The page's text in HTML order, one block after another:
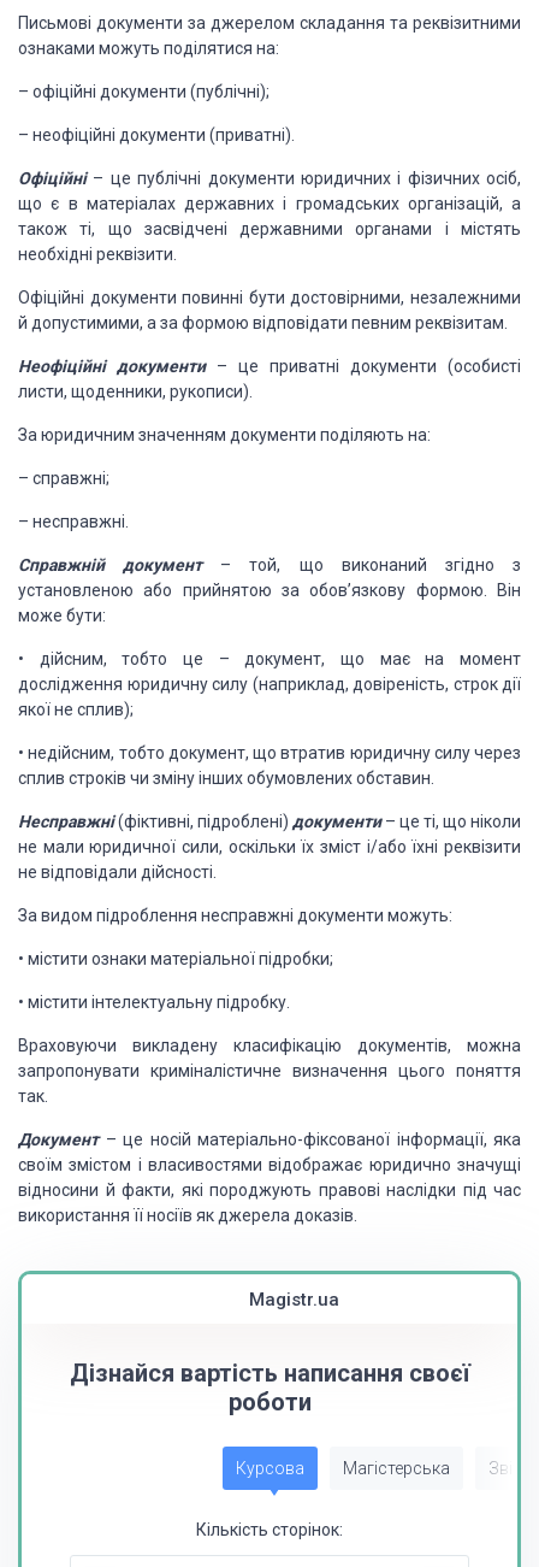
Письмові документи за джерелом складання та реквізитними
ознаками можуть поділятися на:
– офіційні документи (публічні);
– неофіційні документи (приватні).
Офіційні – це публічні документи юридичнихі фізичних осіб,
що є в матеріалах державних і громадських організацій, а
також ті, що засвідчені державними органами і містять
необхідні реквізити.
Офіційні документи повинні бути достовірними, незалежними
й допустимими, а за формою відповідати певним реквізитам.
Неофіційні документи – це приватні документи (особисті
листи, щоденники, рукописи).
За юридичним значенням документи поділяють на:
– справжні;
– несправжні.
Справжній документ – той, що виконаний згідно з
установленою або прийнятою за обов’язкову формою. Він
може бути:
• дійсним, тобто це – документ, що має на момент
дослідження юридичну силу (наприклад, довіреність, строк дії
якої не сплив);
•недійсним, тобто документ, що втратив юридичну силу через
сплив строків чи зміну інших обумовленихобставин.
Несправжні(фіктивні, підроблені) документи– це ті, що ніколи
не мали юридичної сили, оскільки їх зміст і/або їхні реквізити
не відповідали дійсності.
За видом підроблення несправжні документи можуть:
• містити ознаки матеріальної підробки;
• містити інтелектуальну підробку.
Враховуючи викладену класифікацію документів, можна
запропонувати криміналістичне визначення цього поняття
так.
Документ – це носій матеріально-фіксованої інформації, яка
своїм змістом і власивостями відображає юридично значущі
відносини й факти, які породжують правові наслідки під час
використання її носіїв як джерела доказів.
Magistr.ua
Дізнайся вартість написання своєї
роботи
Курсова Магістерська Звіт
Кількість сторінок: